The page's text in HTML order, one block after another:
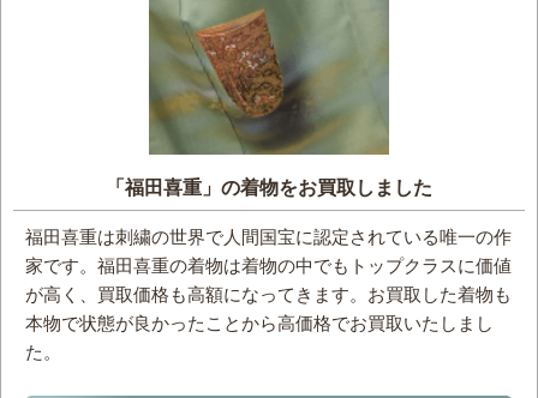
「福田喜重」の着物をお買取しました
福田喜重は刺繍の世界で人間国宝に認定されている唯一の作
家です。福田喜重の着物は着物の中でもトップクラスに価値
が高く、買取価格も高額になってきます。お買取した着物も
本物で状態が良かったことから高価格でお買取いたしまし
た。